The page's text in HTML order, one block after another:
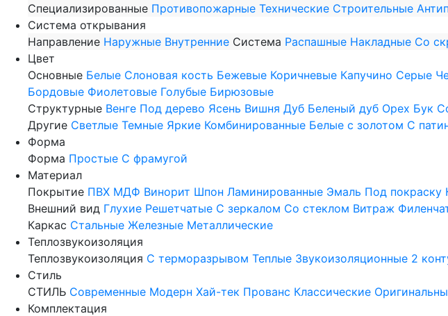
Специализированные Противопожарные Технические Строительные
Система открывания
Направление Наружные Внутренние Система Распашные Накладные Со
Цвет
Основные Белые Слоновая кость Бежевые Коричневые Капучино Серые
Бордовые Фиолетовые Голубые Бирюзовые
Структурные Венге Под дерево Ясень Вишня Дуб Беленый дуб Орех Бук
Другие Светлые Темные Яркие Комбинированные Белые с золотом С
Форма
Форма Простые С фрамугой
Материал
Покрытие ПВХ МДФ Винорит Шпон Ламинированные Эмаль Под покраску
Внешний вид Глухие Решетчатые С зеркалом Со стеклом Витраж
Каркас Стальные Железные Металлические
Теплозвукоизоляция
Теплозвукоизоляция С терморазрывом Теплые Звукоизоляционные 2
Стиль
СТИЛЬ Современные Модерн Хай-тек Прованс Классические
Комплектация